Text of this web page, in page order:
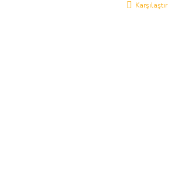
Karşılaştır